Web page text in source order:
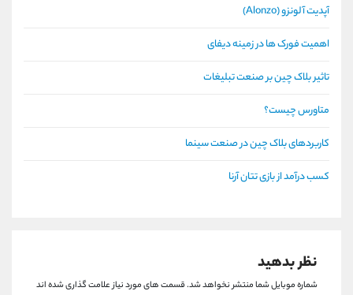
آپدیت آلونزو (Alonzo)
اهمیت فورک ها در زمینه دیفای
تاثیر بلاک چین بر صنعت تبلیغات
متاورس چیست؟
کاربردهای بلاک چین در صنعت سینما
کسب درآمد از بازی تتان آرنا
نظر بدهید
شماره موبایل شما منتشر نخواهد شد.قسمت های مورد نیاز علامت گذاری شده اند